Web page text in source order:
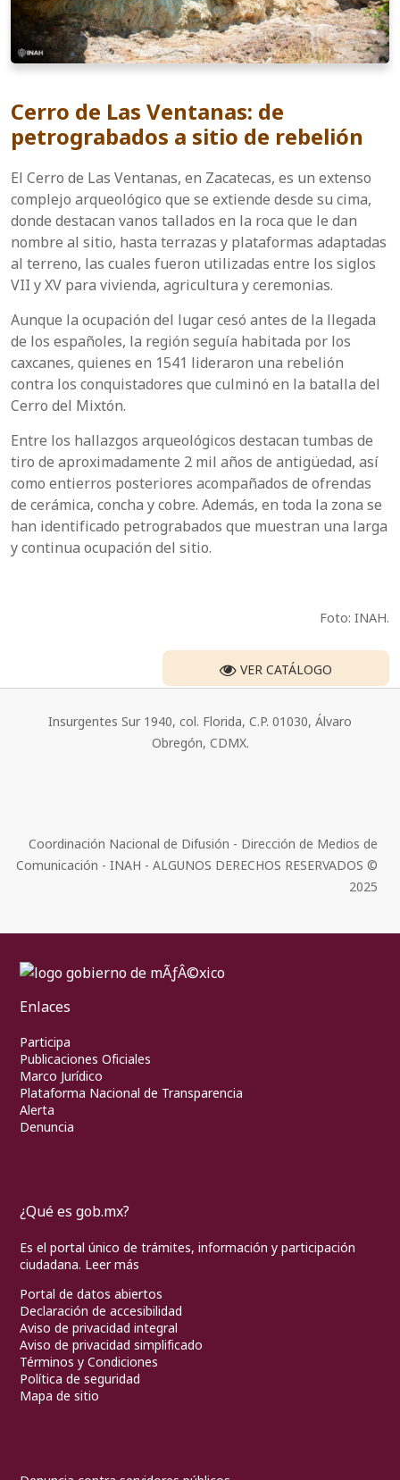
Cerro de Las Ventanas: de
petrograbados a sitio de rebelión
El Cerro de Las Ventanas, en Zacatecas, es un extenso
complejo arqueológico que se extiende desde su cima,
donde destacan vanos tallados en la roca que le dan
nombre al sitio, hasta terrazas y plataformas adaptadas
al terreno, las cuales fueron utilizadas entre los siglos
VII y XV para vivienda, agricultura y ceremonias.
Aunque la ocupación del lugar cesó antes de la llegada
de los españoles, la región seguía habitada por los
caxcanes, quienes en 1541 lideraron una rebelión
contra los conquistadores que culminó en la batalla del
Cerro del Mixtón.
Entre los hallazgos arqueológicos destacan tumbas de
tiro de aproximadamente 2 mil años de antigüedad, así
como entierros posteriores acompañados de ofrendas
de cerámica, concha y cobre. Además, en toda la zona se
han identificado petrograbados que muestran una larga
y continua ocupación del sitio.
Foto: INAH.
VER CATÁLOGO
Insurgentes Sur 1940, col. Florida, C.P. 01030, Álvaro
Obregón, CDMX.
Coordinación Nacional de Difusión - Dirección de Medios de
Comunicación - INAH - ALGUNOS DERECHOS RESERVADOS ©
2025
Enlaces
Participa
Publicaciones Oficiales
Marco Jurídico
Plataforma Nacional de Transparencia
Alerta
Denuncia
¿Qué es gob.mx?
Es el portal único de trámites, información y participación
ciudadana. Leer más
Portal de datos abiertos
Declaración de accesibilidad
Aviso de privacidad integral
Aviso de privacidad simplificado
Términos y Condiciones
Política de seguridad
Mapa de sitio